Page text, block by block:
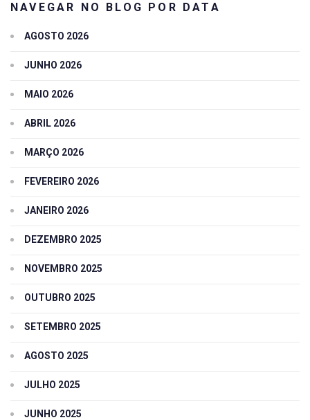
NAVEGAR NO BLOG POR DATA
AGOSTO 2026
JUNHO 2026
MAIO 2026
ABRIL 2026
MARÇO 2026
FEVEREIRO 2026
JANEIRO 2026
DEZEMBRO 2025
NOVEMBRO 2025
OUTUBRO 2025
SETEMBRO 2025
AGOSTO 2025
JULHO 2025
JUNHO 2025